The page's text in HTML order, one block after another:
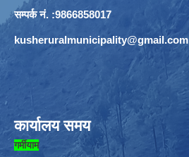
सम्पर्क नं. :9866858017
kusheruralmunicipality@gmail.com
कार्यालय समय
गर्मीयाम